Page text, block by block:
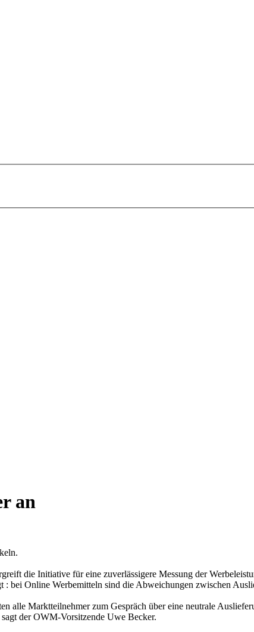
an
die Initiative für eine zuverlässigere Messung der
bei Online Werbemitteln sind die Abweichungen zwischen
alle Marktteilnehmer zum Gespräch über eine neutrale
der OWM-Vorsitzende Uwe Becker.